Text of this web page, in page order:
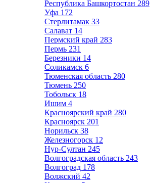
Республика Башкортостан 289
Уфа 172
Стерлитамак 33
Салават 14
Пермский край 283
Пермь 231
Березники 14
Соликамск 6
Тюменская область 280
Тюмень 250
Тобольск 18
Ишим 4
Красноярский край 280
Красноярск 201
Норильск 38
Железногорск 12
Нур-Султан 245
Волгоградская область 243
Волгоград 178
Волжский 42